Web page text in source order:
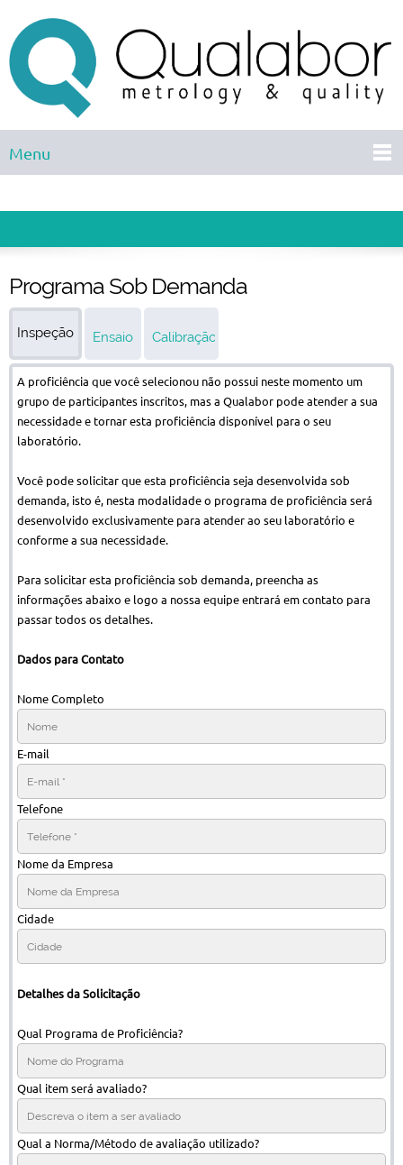
Menu
Programa Sob Demanda
Inspeção Ensaio Calibração
A proficiência que você selecionou não possui neste momento um
grupo de participantes inscritos, mas a Qualabor pode atender a sua
necessidade e tornar esta proficiência disponível para o seu
laboratório.
Você pode solicitar que esta proficiência seja desenvolvida sob
demanda, isto é, nesta modalidade o programa de proficiência será
desenvolvido exclusivamente para atender ao seu laboratório e
conforme a sua necessidade.
Para solicitar esta proficiência sob demanda, preencha as
informações abaixo e logo a nossa equipe entrará em contato para
passar todos os detalhes.
Dados para Contato
Nome Completo
E-mail
Telefone
Nome da Empresa
Cidade
Detalhes da Solicitação
Qual Programa de Proficiência?
Qual item será avaliado?
Qual a Norma/Método de avaliação utilizado?